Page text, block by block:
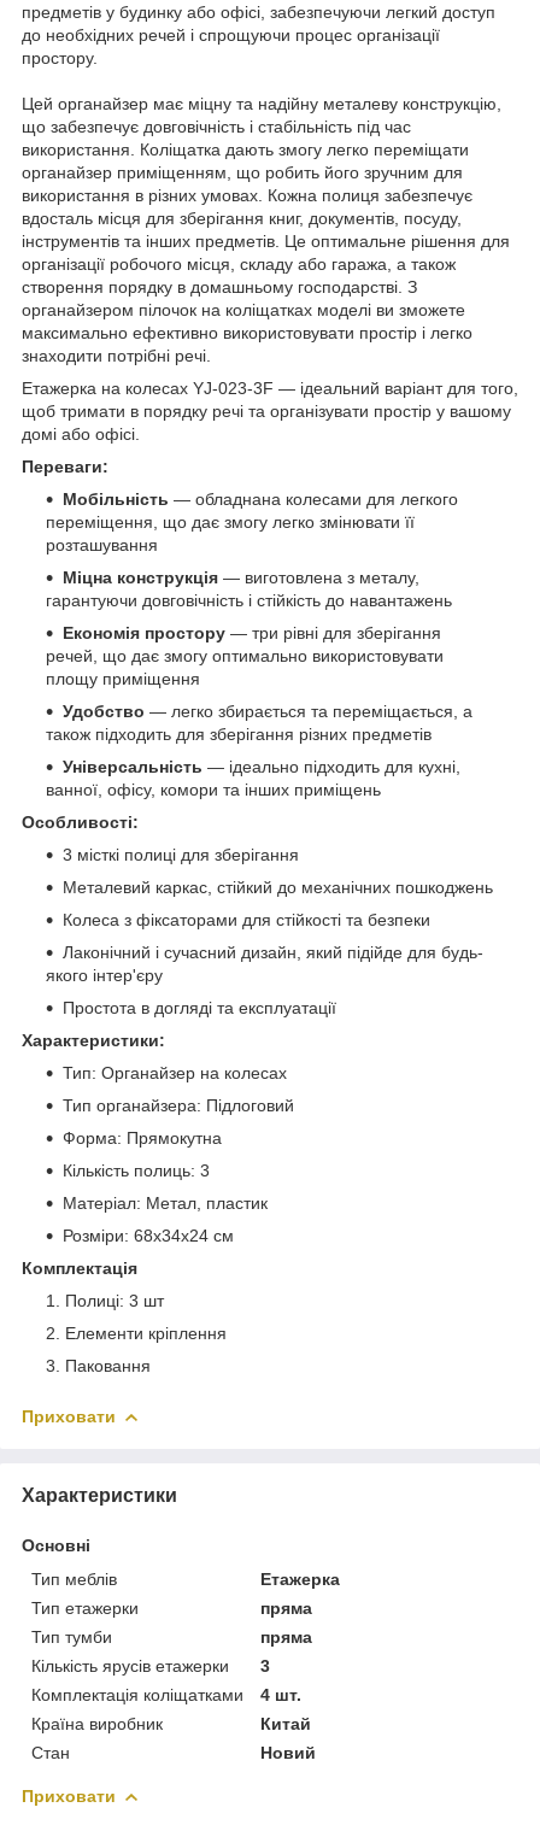
предметів у будинку або офісі, забезпечуючи легкий доступ
до необхідних речей і спрощуючи процес організації
простору.
Цей органайзер має міцну та надійну металеву конструкцію,
що забезпечує довговічність і стабільність під час
використання. Коліщатка дають змогу легко переміщати
органайзер приміщенням, що робить його зручним для
використання в різних умовах. Кожна полиця забезпечує
вдосталь місця для зберігання книг, документів, посуду,
інструментів та інших предметів. Це оптимальне рішення для
організації робочого місця, складу або гаража, а також
створення порядку в домашньому господарстві. З
органайзером пілочок на коліщатках моделі ви зможете
максимально ефективно використовувати простір і легко
знаходити потрібні речі.
Етажерка на колесах YJ-023-3F — ідеальний варіант для того,
щоб тримати в порядку речі та організувати простір у вашому
домі або офісі.
Переваги:
Мобільність — обладнана колесами для легкого
переміщення, що дає змогу легко змінювати її
розташування
Міцна конструкція — виготовлена з металу,
гарантуючи довговічність і стійкість до навантажень
Економія простору — три рівні для зберігання
речей, що дає змогу оптимально використовувати
площу приміщення
Удобство — легко збирається та переміщається, а
також підходить для зберігання різних предметів
Універсальність — ідеально підходить для кухні,
ванної, офісу, комори та інших приміщень
Особливості:
3 місткі полиці для зберігання
Металевий каркас, стійкий до механічних пошкоджень
Колеса з фіксаторами для стійкості та безпеки
Лаконічний і сучасний дизайн, який підійде для будь-
якого інтер'єру
Простота в догляді та експлуатації
Характеристики:
Тип: Органайзер на колесах
Тип органайзера: Підлоговий
Форма: Прямокутна
Кількість полиць: 3
Матеріал: Метал, пластик
Розміри: 68х34х24 см
Комплектація
Полиці: 3 шт
Елементи кріплення
Паковання
Приховати
Характеристики
Основні
Тип меблів
Етажерка
Тип етажерки
пряма
Тип тумби
пряма
Кількість ярусів етажерки
3
Комплектація коліщатками
4 шт.
Країна виробник
Китай
Стан
Новий
Приховати